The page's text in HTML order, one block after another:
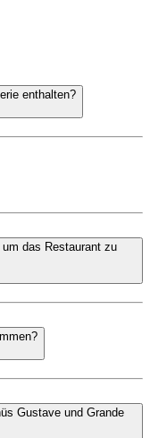
enthalten?
das Restaurant zu
Gustave und Grande